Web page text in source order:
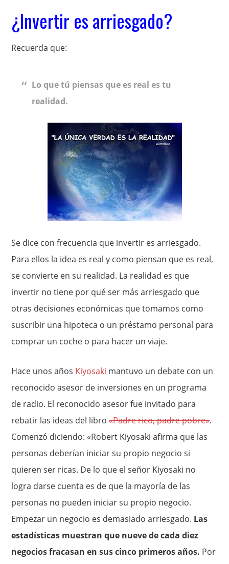
¿Invertir es arriesgado?
Recuerda que:
Lo que tú piensas que es real es tu
realidad.
Se dice con frecuencia que invertir es arriesgado.
Para ellos la idea es real y como piensan que es real,
se convierte en su realidad. La realidad es que
invertir no tiene por qué ser más arriesgado que
otras decisiones económicas que tomamos como
suscribir una hipoteca o un préstamo personal para
comprar un coche o para hacer un viaje.
Hace unos años Kiyosaki mantuvo un debate con un
reconocido asesor de inversiones en un programa
de radio. El reconocido asesor fue invitado para
rebatir las ideas del libro«Padre rico, padre pobre».
Comenzó diciendo: «Robert Kiyosaki afirma que las
personas deberían iniciar su propio negocio si
quieren ser ricas. De lo que el señor Kiyosaki no
logra darse cuenta es de que la mayoría de las
personas no pueden iniciar su propio negocio.
Empezar un negocio es demasiado arriesgado. Las
estadísticas muestran que nueve de cada diez
negocios fracasan en sus cinco primeros años. Por